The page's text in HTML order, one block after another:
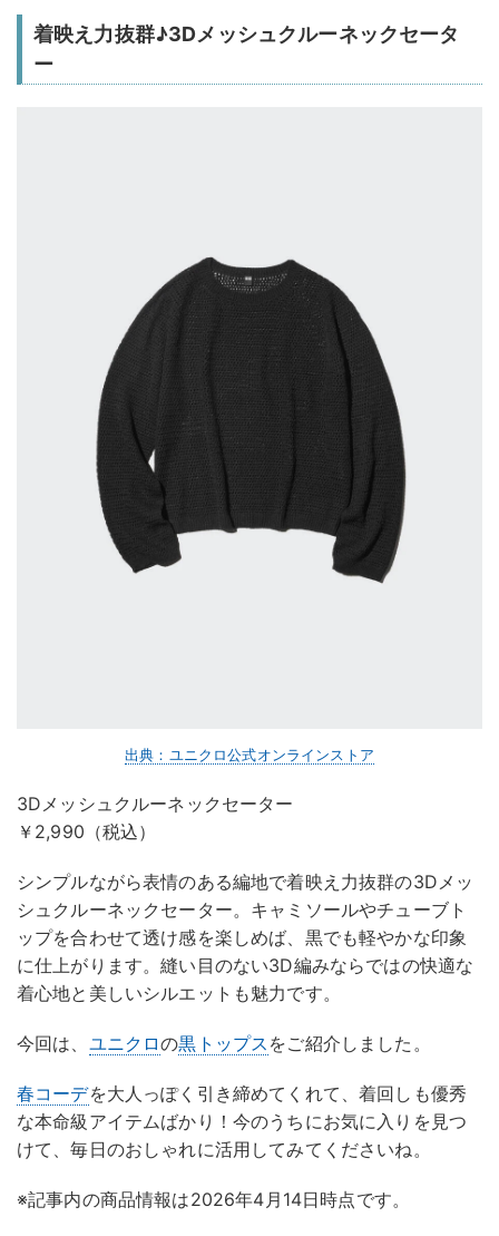
着映え力抜群♪3Dメッシュクルーネックセータ
ー
出典：ユニクロ公式オンラインストア
3Dメッシュクルーネックセーター
￥2,990（税込）
シンプルながら表情のある編地で着映え力抜群の3Dメッ
シュクルーネックセーター。キャミソールやチューブト
ップを合わせて透け感を楽しめば、黒でも軽やかな印象
に仕上がります。縫い目のない3D編みならではの快適な
着心地と美しいシルエットも魅力です。
今回は、 ユニクロの黒トップス をご紹介しました。
春コーデを大人っぽく引き締めてくれて、着回しも優秀
な本命級アイテムばかり！今のうちにお気に入りを見つ
けて、毎日のおしゃれに活用してみてくださいね。
※記事内の商品情報は2026年4月14日時点です。